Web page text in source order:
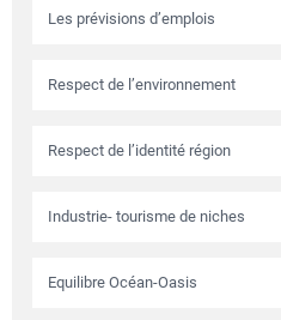
Contact
Les prévisions d’emplois
Respect de l’environnement
Respect de l’identité région
Industrie- tourisme de niches
Equilibre Océan-Oasis